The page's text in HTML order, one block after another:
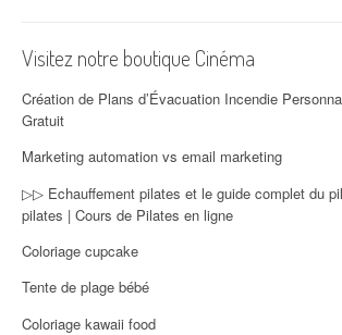
Visitez notre boutique Cinéma
Création de Plans d’Évacuation Incendie
Gratuit
Marketing automation vs email marketing
▷▷ Echauffement pilates et le guide complet du
pilates | Cours de Pilates en ligne
Coloriage cupcake
Tente de plage bébé
Coloriage kawaii food